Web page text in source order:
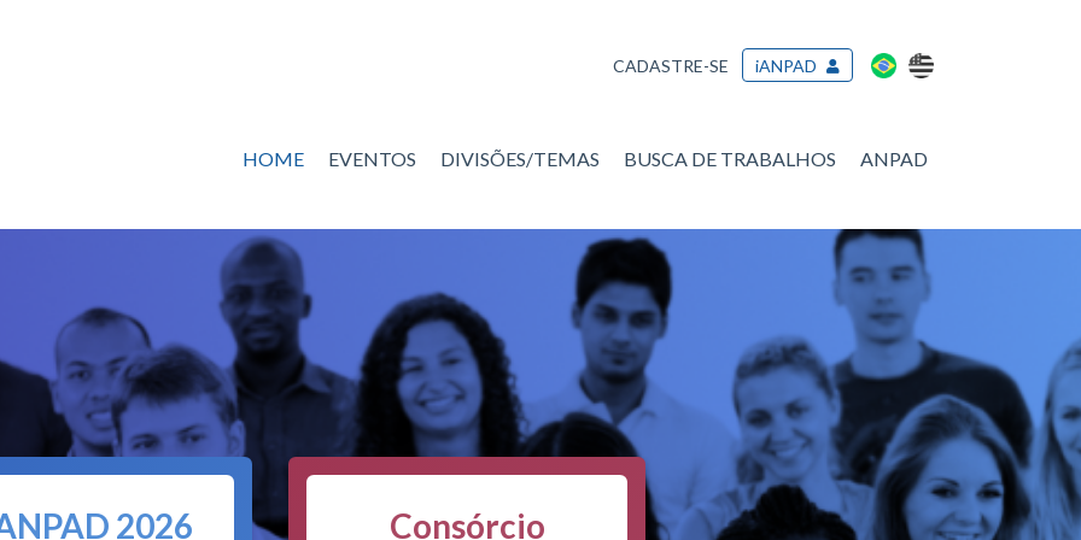
CADASTRE-SE iANPAD
HOME EVENTOS DIVISÕES/TEMAS BUSCA DE TRABALHOS ANPAD
2026 Consórcio